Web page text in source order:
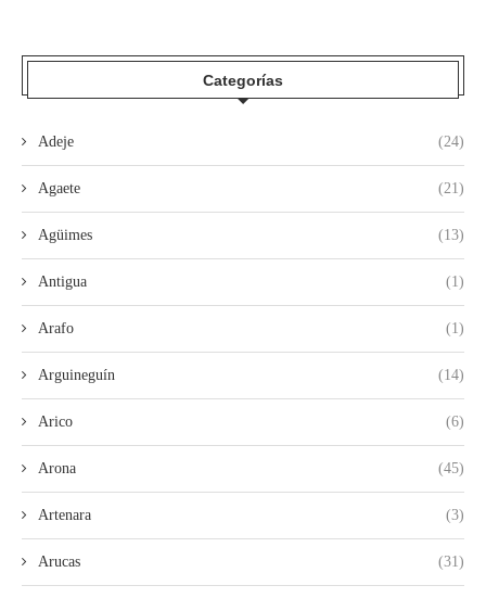
Categorías
Adeje (24)
Agaete (21)
Agüimes (13)
Antigua (1)
Arafo (1)
Arguineguín (14)
Arico (6)
Arona (45)
Artenara (3)
Arucas (31)